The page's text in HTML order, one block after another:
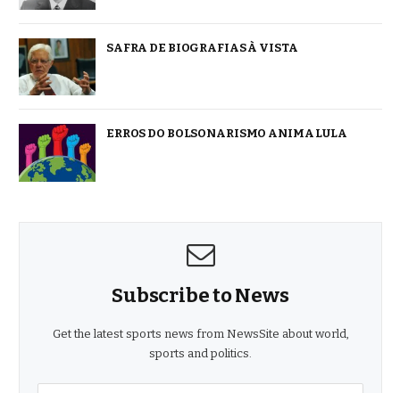
SAFRA DE BIOGRAFIAS À VISTA
ERROS DO BOLSONARISMO ANIMA LULA
Subscribe to News
Get the latest sports news from NewsSite about world,
sports and politics.